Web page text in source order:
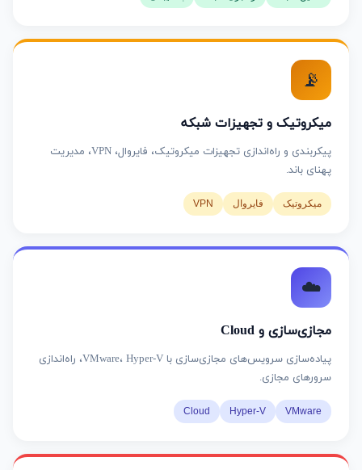
📡
میکروتیک و تجهیزات شبکه
پیکربندی و راه‌اندازی تجهیزات میکروتیک، فایروال، VPN، مدیریت
پهنای باند.
میکروتیک فایروال VPN
☁️
مجازی‌سازی و Cloud
پیاده‌سازی سرویس‌های مجازی‌سازی با VMware، Hyper-V، راه‌اندازی
سرورهای مجازی.
VMware
Hyper-V
Cloud